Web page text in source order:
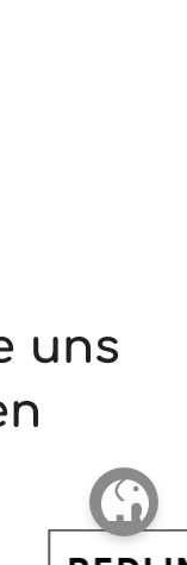
uns